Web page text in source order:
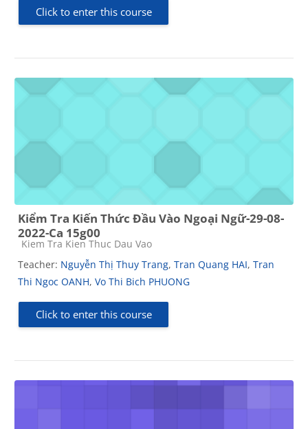
Click to enter this course
Kiểm Tra Kiến Thức Đầu Vào Ngoại Ngữ-29-08-
2022-Ca 15g00
Course category
Kiem Tra Kien Thuc Dau Vao
Teacher: Nguyễn Thị Thuy Trang, Tran Quang HAI, Tran
Thi Ngoc OANH, Vo Thi Bich PHUONG
Click to enter this course